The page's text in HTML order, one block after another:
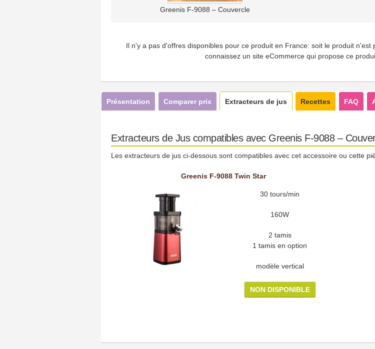
Greenis F-9088 – Couvercle
Il n'y a pas d'offres disponibles pour ce produit en France: soit le produit
connaissez un site eCommerce qui propose ce
Présentation Comparer prix Extracteurs de jus Recettes FAQ
Extracteurs de Jus compatibles avec Greenis F-9088 –
Les extracteurs de jus ci-dessous sont compatibles avec cet accessoire ou cette
Greenis F-9088 Twin Star
30 tours/min
160W
2 tamis
1 tamis en option
modèle vertical
NON DISPONIBLE